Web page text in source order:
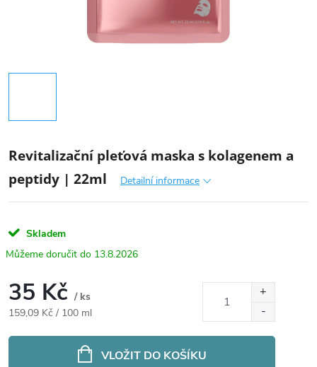
Revitalizační pleťová maska s kolagenem a
peptidy | 22ml
Detailní informace
Skladem
13.8.2026
35 Kč / ks
Měrná
159,09 Kč / 100 ml
VLOŽIT DO KOŠÍKU